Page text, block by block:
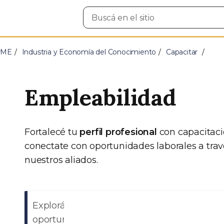
Buscar
en
Industria y Economía del Conocimiento Capacitar
Empleabilidad
Fortalecé tu perfil profesional con
conectate con oportunidades laborales a
nuestros aliados.
Explorá
oportunidades